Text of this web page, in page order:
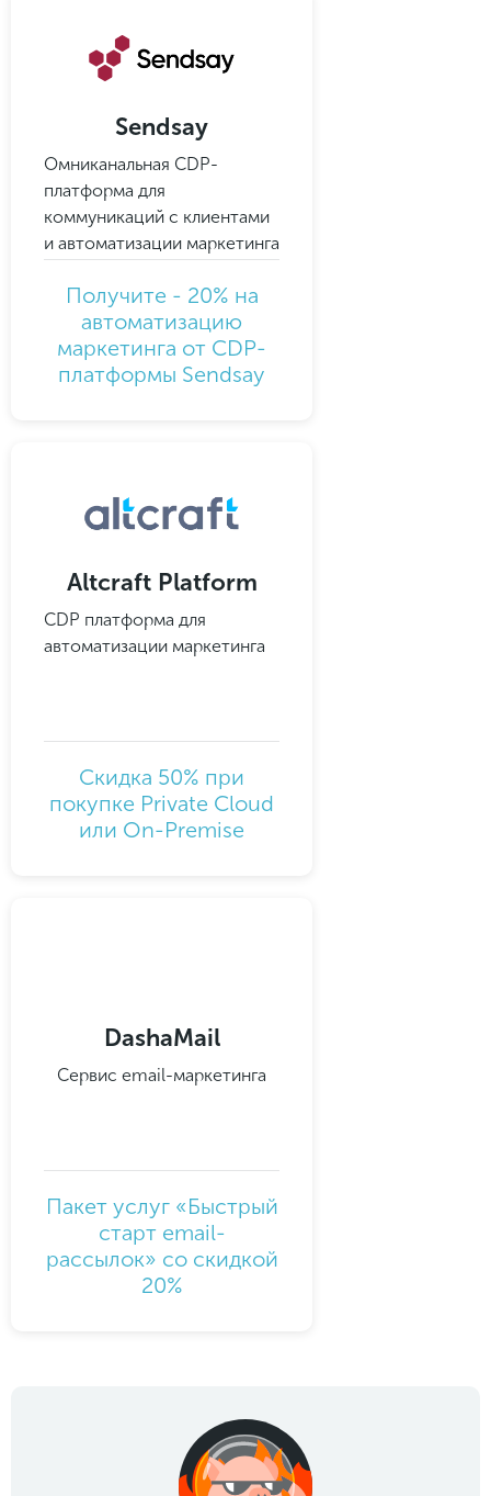
Sendsay
Омниканальная CDP-
платформа для
коммуникаций с клиентами
и автоматизации маркетинга
Получите - 20% на
автоматизацию
маркетинга от CDP-
платформы Sendsay
Altcraft Platform
CDP платформа для
автоматизации маркетинга
Скидка 50% при
покупке Private Cloud
или On-Premise
DashaMail
Сервис email-маркетинга
Пакет услуг «Быстрый
старт email-
рассылок» со скидкой
20%
Подписывайтесь в
мессенджеры
И получайте подборку новых
Подписаться
Подписаться